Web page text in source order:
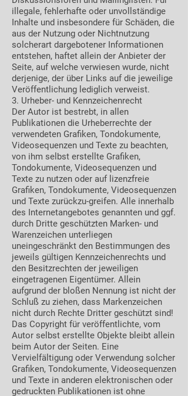
illegale, fehlerhafte oder unvollständige
Inhalte und insbesondere für Schäden, die
aus der Nutzung oder Nichtnutzung
solcherart dargebotener Informationen
entstehen, haftet allein der Anbieter der
Seite, auf welche verwiesen wurde, nicht
derjenige, der über Links auf die jeweilige
Veröffentlichung lediglich verweist.
3. Urheber- und Kennzeichenrecht
Der Autor ist bestrebt, in allen
Publikationen die Urheberrechte der
verwendeten Grafiken, Tondokumente,
Videosequenzen und Texte zu beachten,
von ihm selbst erstellte Grafiken,
Tondokumente, Videosequenzen und
Texte zu nutzen oder auf lizenzfreie
Grafiken, Tondokumente, Videosequenzen
und Texte zurückzu-greifen. Alle innerhalb
des Internetangebotes genannten und ggf.
durch Dritte geschützten Marken- und
Warenzeichen unterliegen
uneingeschränkt den Bestimmungen des
jeweils gültigen Kennzeichenrechts und
den Besitzrechten der jeweiligen
eingetragenen Eigentümer. Allein
aufgrund der bloßen Nennung ist nicht der
Schluß zu ziehen, dass Markenzeichen
nicht durch Rechte Dritter geschützt sind!
Das Copyright für veröffentlichte, vom
Autor selbst erstellte Objekte bleibt allein
beim Autor der Seiten. Eine
Vervielfältigung oder Verwendung solcher
Grafiken, Tondokumente, Videosequenzen
und Texte in anderen elektronischen oder
gedruckten Publikationen ist ohne